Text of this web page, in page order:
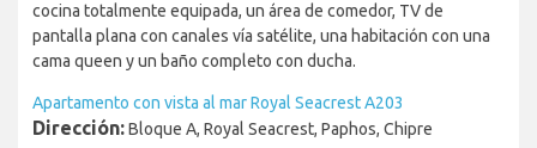
cocina totalmente equipada, un área de comedor, TV de
pantalla plana con canales vía satélite, una habitación con una
cama queen y un baño completo con ducha.
Apartamento con vista al mar Royal Seacrest А203
Dirección:Bloque A, Royal Seacrest, Paphos, Chipre